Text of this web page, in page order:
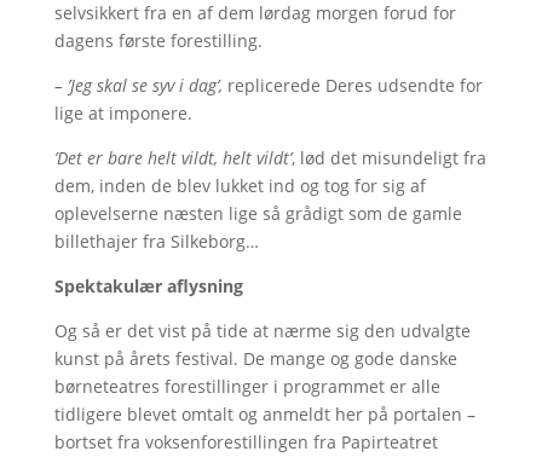
selvsikkert fra en af dem lørdag morgen forud for
dagens første forestilling.
– ’Jeg skal se syv i dag’, replicerede Deres udsendte for
lige at imponere.
’Det er bare helt vildt, helt vildt’, lød det misundeligt fra
dem, inden de blev lukket ind og tog for sig af
oplevelserne næsten lige så grådigt som de gamle
billethajer fra Silkeborg…
Spektakulær aflysning
Og så er det vist på tide at nærme sig den udvalgte
kunst på årets festival. De mange og gode danske
børneteatres forestillinger i programmet er alle
tidligere blevet omtalt og anmeldt her på portalen –
bortset fra voksenforestillingen fra Papirteatret